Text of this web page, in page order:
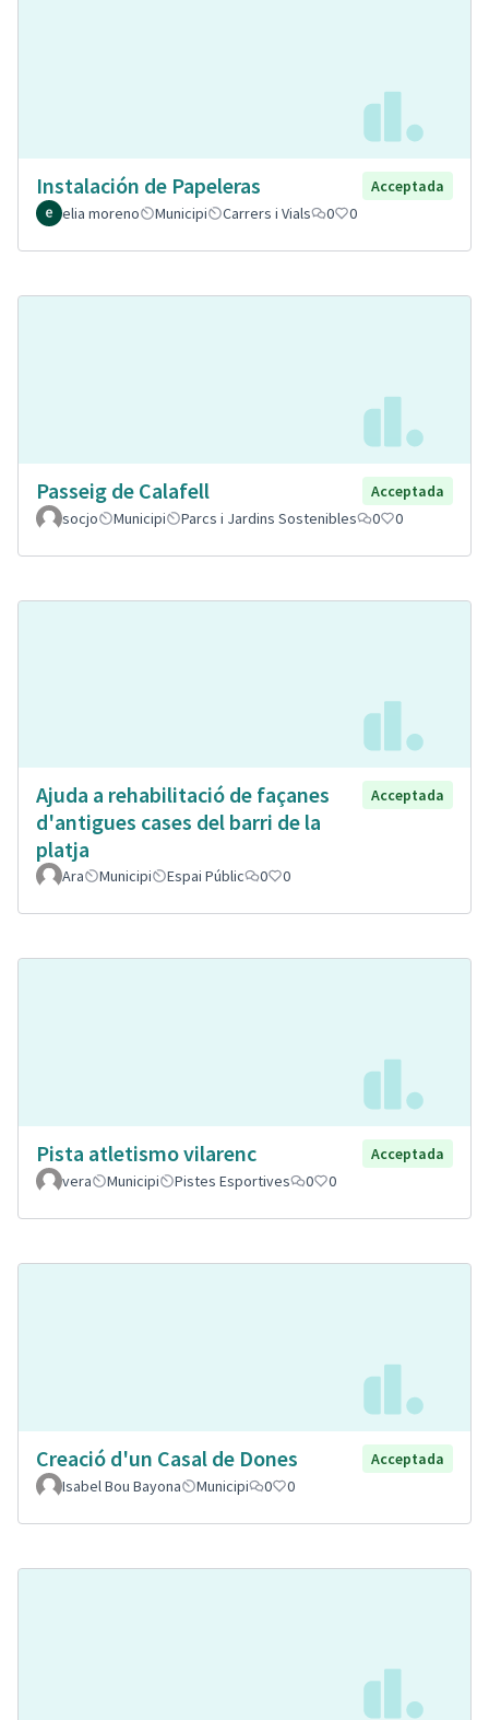
Instalación de Papeleras
Acceptada
elia moreno
Municipi Carrers i Vials 0 0
Passeig de Calafell
Acceptada
socjo
Municipi Parcs i Jardins Sostenibles 0 0
Ajuda a rehabilitació de façanes
d'antigues cases del barri de la
platja
Acceptada
Ara Municipi Espai Públic 0 0
Pista atletismo vilarenc
Acceptada
vera
Municipi Pistes Esportives 0 0
Creació d'un Casal de Dones
Acceptada
Isabel Bou Bayona
Municipi 0 0